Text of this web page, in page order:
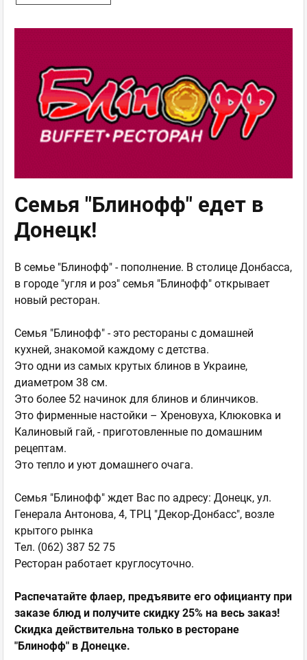
Семья "Блинофф" едет в
Донецк!
В семье "Блинофф" - пополнение. В столице Донбасса,
в городе "угля и роз" семья "Блинофф" открывает
новый ресторан.
Семья "Блинофф" - это рестораны с домашней
кухней, знакомой каждому с детства.
Это одни из самых крутых блинов в Украине,
диаметром 38 см.
Это более 52 начинок для блинов и блинчиков.
Это фирменные настойки – Хреновуха, Клюковка и
Калиновый гай, - приготовленные по домашним
рецептам.
Это тепло и уют домашнего очага.
Семья "Блинофф" ждет Вас по адресу: Донецк, ул.
Генерала Антонова, 4, ТРЦ "Декор-Донбасс", возле
крытого рынка
Тел. (062) 387 52 75
Ресторан работает круглосуточно.
Распечатайте флаер, предъявите его официанту при
заказе блюд и получите скидку 25% на весь заказ!
Скидка действительна только в ресторане
"Блинофф" в Донецке.